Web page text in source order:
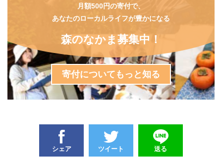
月額500円の寄付で、
あなたのローカルライフが豊かになる
森のなかま募集中！
寄付についてもっと知る
シェア ツイート 送る